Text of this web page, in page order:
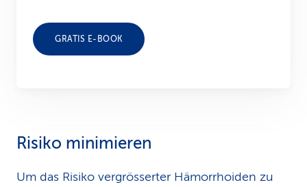
GRATIS E-BOOK
Risiko minimieren
Um das Risiko vergrösserter Hämorrhoiden zu